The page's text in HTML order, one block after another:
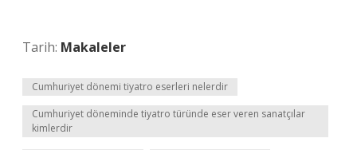
Tarih: Makaleler
Cumhuriyet dönemi tiyatro eserleri nelerdir
Cumhuriyet döneminde tiyatro türünde eser veren sanatçılar
kimlerdir